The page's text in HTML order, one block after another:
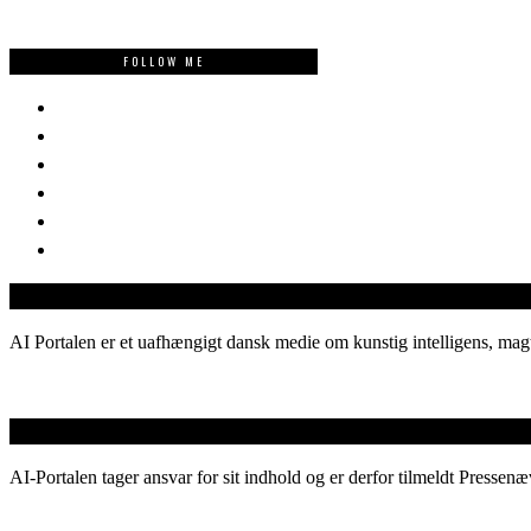
FOLLOW ME
AI Portalen er et uafhængigt dansk medie om kunstig intelligens,
AI-Portalen tager ansvar for sit indhold og er derfor tilmeldt